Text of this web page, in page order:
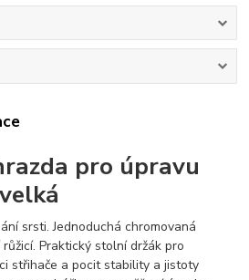
pro úpravu
srsti. Jednoduchá chromovaná
Praktický stolní držák pro
střihače a pocit stability a jistoty